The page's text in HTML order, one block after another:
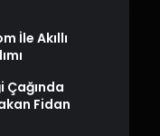
İle Akıllı
Çağında
Fidan